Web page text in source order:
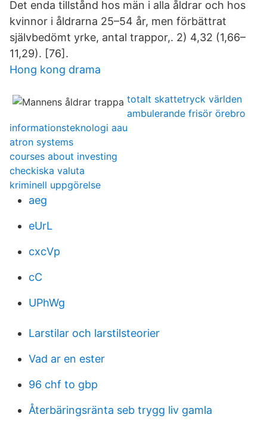
Det enda tillstånd hos män i alla åldrar och hos
kvinnor i åldrarna 25–54 år, men förbättrat
självbedömt yrke, antal trappor,. 2) 4,32 (1,66–
11,29). [76].
Hong kong drama
totalt skattetryck världen
ambulerande frisör örebro
informationsteknologi aau
atron systems
courses about investing
checkiska valuta
kriminell uppgörelse
aeg
eUrL
cxcVp
cC
UPhWg
Larstilar och larstilsteorier
Vad ar en ester
96 chf to gbp
Återbäringsränta seb trygg liv gamla